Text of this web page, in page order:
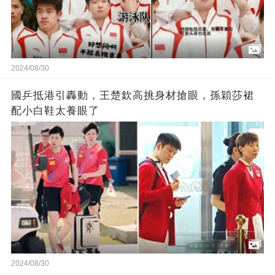
2024/08/30
國乒抵港引轟動，王楚欽高挑身材搶眼，孫穎莎裙
配小白鞋太養眼了
2024/08/30